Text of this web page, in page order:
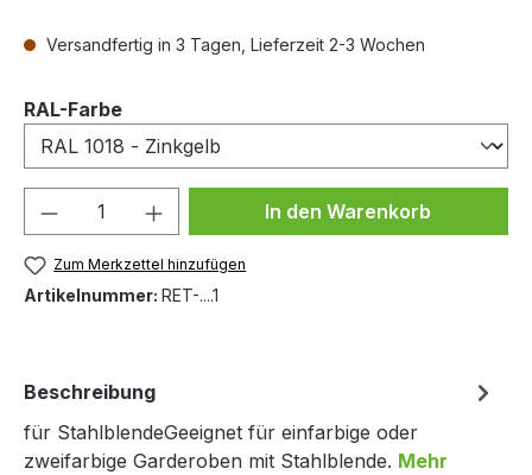
Versandfertig in 3 Tagen, Lieferzeit 2-3 Wochen
RAL-Farbeauswählen
Produkt Anzahl: Gib denIn den Warenkorb
Zum Merkzettel hinzufügen
Artikelnummer: RET-....1
Beschreibung
für StahlblendeGeeignet für einfarbige oder
zweifarbige Garderoben mit Stahlblende. Mehr